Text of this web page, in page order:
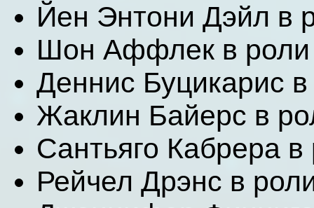
Йен Энтони Дэйл в
Шон Аффлек в роли
Деннис Буцикарис
Жаклин Байерс в
Сантьяго Кабрера
Рейчел Дрэнс в